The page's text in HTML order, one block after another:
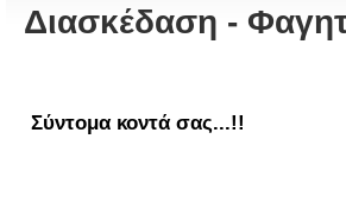
Διασκέδαση -
Σύντομα κοντά σας...!!